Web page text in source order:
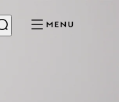
MENU